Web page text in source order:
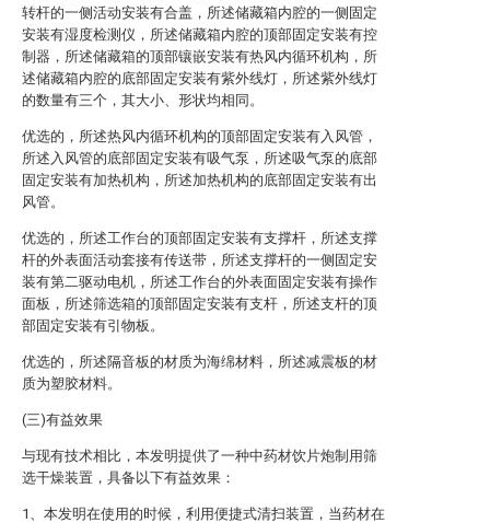
转杆的一侧活动安装有合盖，所述储藏箱内腔的一侧固定
安装有湿度检测仪，所述储藏箱内腔的顶部固定安装有控
制器，所述储藏箱的顶部镶嵌安装有热风内循环机构，所
述储藏箱内腔的底部固定安装有紫外线灯，所述紫外线灯
的数量有三个，其大小、形状均相同。
优选的，所述热风内循环机构的顶部固定安装有入风管，
所述入风管的底部固定安装有吸气泵，所述吸气泵的底部
固定安装有加热机构，所述加热机构的底部固定安装有出
风管。
优选的，所述工作台的顶部固定安装有支撑杆，所述支撑
杆的外表面活动套接有传送带，所述支撑杆的一侧固定安
装有第二驱动电机，所述工作台的外表面固定安装有操作
面板，所述筛选箱的顶部固定安装有支杆，所述支杆的顶
部固定安装有引物板。
优选的，所述隔音板的材质为海绵材料，所述减震板的材
质为塑胶材料。
(三)有益效果
与现有技术相比，本发明提供了一种中药材饮片炮制用筛
选干燥装置，具备以下有益效果：
1、本发明在使用的时候，利用便捷式清扫装置，当药材在